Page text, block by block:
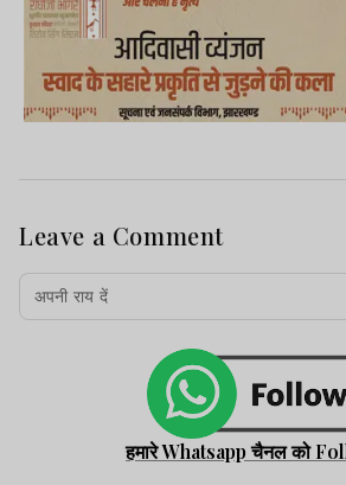
Leave a Comment
हमारे Whatsapp चैनल को